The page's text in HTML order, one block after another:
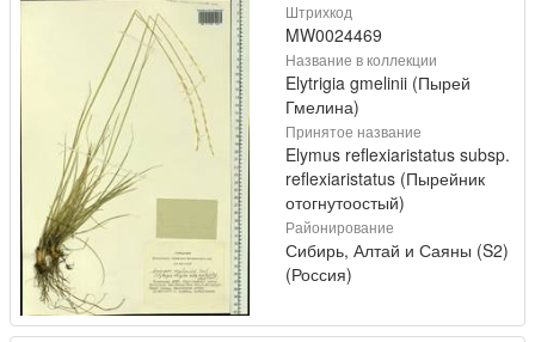
Штрихкод
MW0024469
Название в коллекции
Elytrigia gmelinii (Пырей
Гмелина)
Принятое название
Elymus reflexiaristatus subsp.
reflexiaristatus (Пырейник
отогнутоостый)
Районирование
Сибирь, Алтай и Саяны (S2)
(Россия)